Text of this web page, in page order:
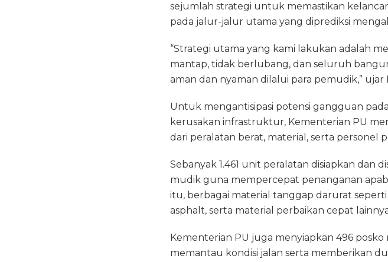
sejumlah strategi untuk memastikan
pada jalur-jalur utama yang diprediksi
“Strategi utama yang kami lakukan adalah
mantap, tidak berlubang, dan seluruh
aman dan nyaman dilalui para pemudik,” ujar
Untuk mengantisipasi potensi gangguan
kerusakan infrastruktur, Kementerian PU
dari peralatan berat, material, serta personel
Sebanyak 1.461 unit peralatan disiapkan dan
mudik guna mempercepat penanganan
itu, berbagai material tanggap darurat
asphalt, serta material perbaikan cepat
Kementerian PU juga menyiapkan 496
memantau kondisi jalan serta memberikan